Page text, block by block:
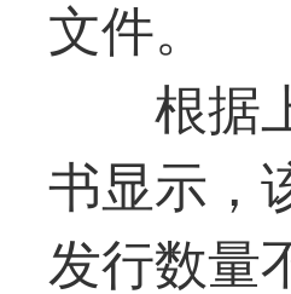
文件。
根据
书显示，
发行数量